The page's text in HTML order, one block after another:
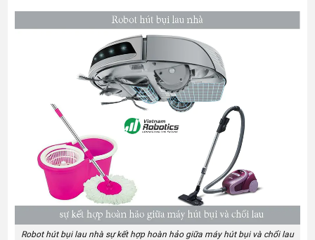
Robot hút bụi lau nhà sự kết hợp hoàn hảo giữa máy hút bụi và chổi lau